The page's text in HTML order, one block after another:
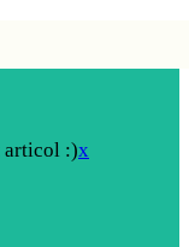
articol :)x